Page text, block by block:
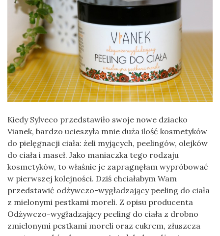
Kiedy Sylveco przedstawiło swoje nowe dziacko
Vianek, bardzo ucieszyła mnie duża ilość kosmetyków
do pielęgnacji ciała: żeli myjących, peelingów, olejków
do ciała i maseł. Jako maniaczka tego rodzaju
kosmetyków, to właśnie je zapragnęłam wypróbować
w pierwszej kolejności. Dziś chciałabym Wam
przedstawić odżywczo-wygładzający peeling do ciała
z mielonymi pestkami moreli. Z opisu producenta
Odżywczo-wygładzający peeling do ciała z drobno
zmielonymi pestkami moreli oraz cukrem, złuszcza